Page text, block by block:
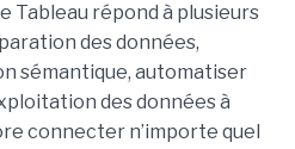
Tableau répond à plusieurs
des données,
sémantique, automatiser
des données à
connecter n’importe quel